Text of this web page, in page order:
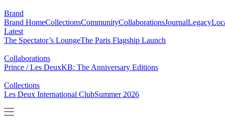
Brand
Brand HomeCollectionsCommunityCollaborationsJournalLegacy
Latest
The Spectator’s LoungeThe Paris Flagship Launch
Collaborations
Prince / Les DeuxKB: The Anniversary Editions
Collections
Les Deux International ClubSummer 2026